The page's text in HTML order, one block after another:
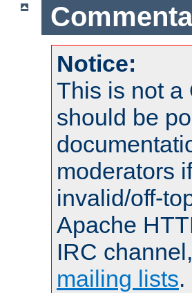
Notice:
This is not a
should be
moderators
invalid/off-
Apache
IRC
mailing lists.